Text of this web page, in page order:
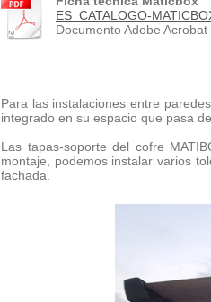
ES_CATALOGO-
Documento Adobe Acrobat
Para las instalaciones entre
integrado en su espacio que pasa
Las tapas-soporte del cofre
montaje, podemos instalar varios
fachada.